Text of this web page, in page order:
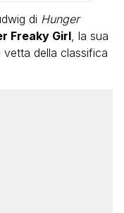
di Hunger
Freaky Girl, la sua
della classifica